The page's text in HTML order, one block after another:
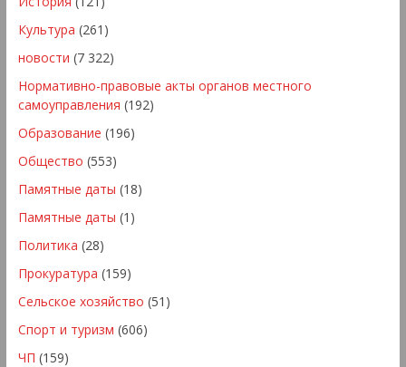
Культура (261)
новости (7 322)
Нормативно-правовые акты органов местного
самоуправления (192)
Образование (196)
Общество (553)
Памятные даты (18)
Памятные даты (1)
Политика (28)
Прокуратура (159)
Сельское хозяйство (51)
Спорт и туризм (606)
ЧП (159)